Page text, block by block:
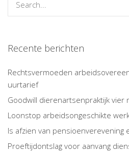
Recente berichten
Rechtsvermoeden
uurtarief
Goodwill dierenartsenpraktijk vier
Loonstop arbeidsongeschikte
Is afzien van pensioenverevening
Proeftijdontslag voor aanvang